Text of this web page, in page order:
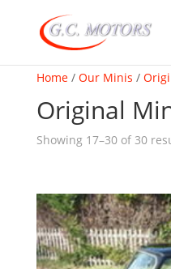
Home/ Our Minis /
Original
Showing 17–30 of 30